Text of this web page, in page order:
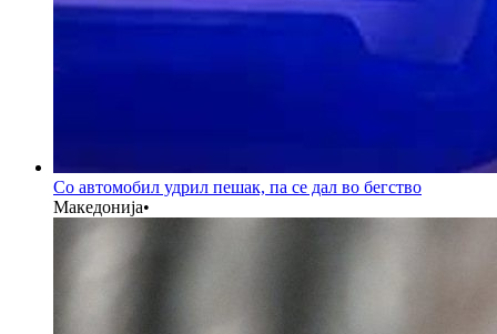
Со автомобил удрил пешак, па се дал во бегство
Македонија•